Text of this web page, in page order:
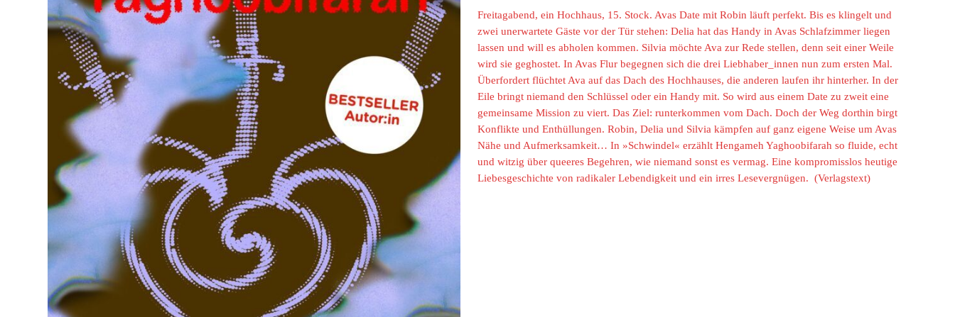
Freitagabend, ein Hochhaus, 15. Stock. Avas Date mit Robin läuft perfekt. Bis es klingelt und
zwei unerwartete Gäste vor der Tür stehen: Delia hat das Handy in Avas Schlafzimmer liegen
lassen und will es abholen kommen. Silvia möchte Ava zur Rede stellen, denn seit einer Weile
wird sie geghostet. In Avas Flur begegnen sich die drei Liebhaber_innen nun zum ersten Mal.
Überfordert flüchtet Ava auf das Dach des Hochhauses, die anderen laufen ihr hinterher. In der
Eile bringt niemand den Schlüssel oder ein Handy mit. So wird aus einem Date zu zweit eine
gemeinsame Mission zu viert. Das Ziel: runterkommen vom Dach. Doch der Weg dorthin birgt
Konflikte und Enthüllungen. Robin, Delia und Silvia kämpfen auf ganz eigene Weise um Avas
Nähe und Aufmerksamkeit… In »Schwindel« erzählt Hengameh Yaghoobifarah so fluide, echt
und witzig über queeres Begehren, wie niemand sonst es vermag. Eine kompromisslos heutige
Liebesgeschichte von radikaler Lebendigkeit und ein irres Lesevergnügen. (Verlagstext)